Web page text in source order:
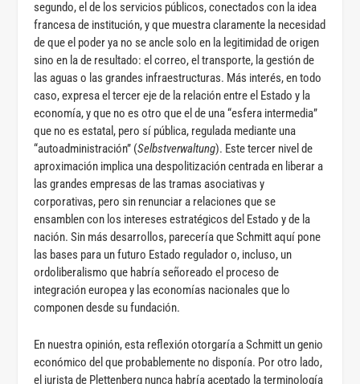
segundo, el de los servicios públicos, conectados con la idea
francesa de institución, y que muestra claramente la necesidad
de que el poder ya no se ancle solo en la legitimidad de origen
sino en la de resultado: el correo, el transporte, la gestión de
las aguas o las grandes infraestructuras. Más interés, en todo
caso, expresa el tercer eje de la relación entre el Estado y la
economía, y que no es otro que el de una “esfera intermedia”
que no es estatal, pero sí pública, regulada mediante una
“autoadministración” (Selbstverwaltung). Este tercer nivel de
aproximación implica una despolitización centrada en liberar a
las grandes empresas de las tramas asociativas y
corporativas, pero sin renunciar a relaciones que se
ensamblen con los intereses estratégicos del Estado y de la
nación. Sin más desarrollos, parecería que Schmitt aquí pone
las bases para un futuro Estado regulador o, incluso, un
ordoliberalismo que habría señoreado el proceso de
integración europea y las economías nacionales que lo
componen desde su fundación.
En nuestra opinión, esta reflexión otorgaría a Schmitt un genio
económico del que probablemente no disponía. Por otro lado,
el jurista de Plettenberg nunca habría aceptado la terminología